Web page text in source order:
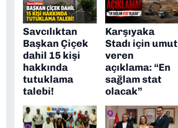
Savcılıktan
Başkan Çiçek
dahil 15 kişi
hakkında
tutuklama
talebi!
Karşıyaka
Stadı için umut
veren
açıklama: “En
sağlam stat
olacak”